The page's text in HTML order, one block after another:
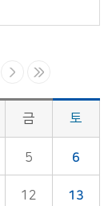
금 토
5 6
12 13